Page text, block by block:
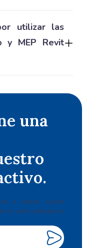
utilizar las
y MEP Revit
una
a mejorar nuestro
la verás publicada en